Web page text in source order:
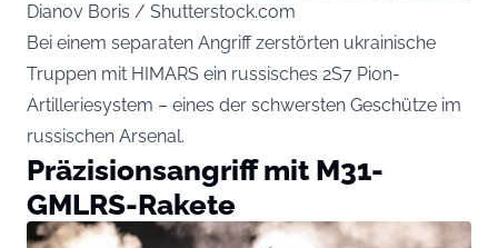
Dianov Boris / Shutterstock.com
Bei einem separaten Angriff zerstörten ukrainische
Truppen mit HIMARS ein russisches 2S7 Pion-
Artilleriesystem – eines der schwersten Geschütze im
russischen Arsenal.
Präzisionsangriff mit M31-
GMLRS-Rakete